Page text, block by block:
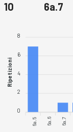
10 6a.7
8
6
4
2
0
Ripetizioni
6a.5 6a.6 6a.7